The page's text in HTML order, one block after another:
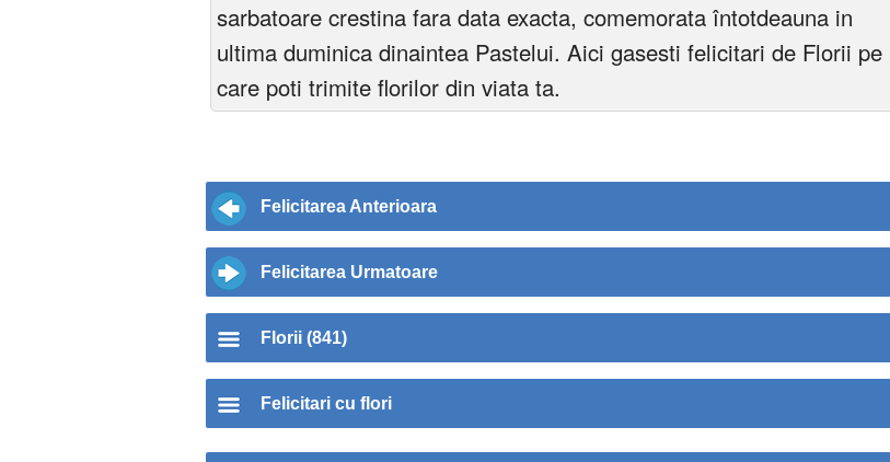
sarbatoare crestina fara data exacta, comemorata întotdeauna in
ultima duminica dinaintea Pastelui. Aici gasesti felicitari de Florii pe
care poti trimite florilor din viata ta.
Felicitarea Anterioara
Felicitarea Urmatoare
Florii (841)
Felicitari cu flori